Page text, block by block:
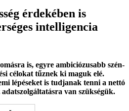
érdekében is
intelligencia
is, egyre ambiciózusabb szén-
célokat tűznek ki maguk elé.
lépéseket is tudjanak tenni a nettó
van szükségük.